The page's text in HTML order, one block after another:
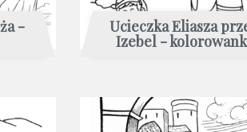
- Ucieczka Eliasza
Izebel -